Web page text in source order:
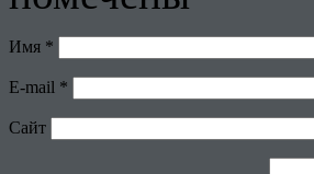
Имя *
E-mail *
Сайт